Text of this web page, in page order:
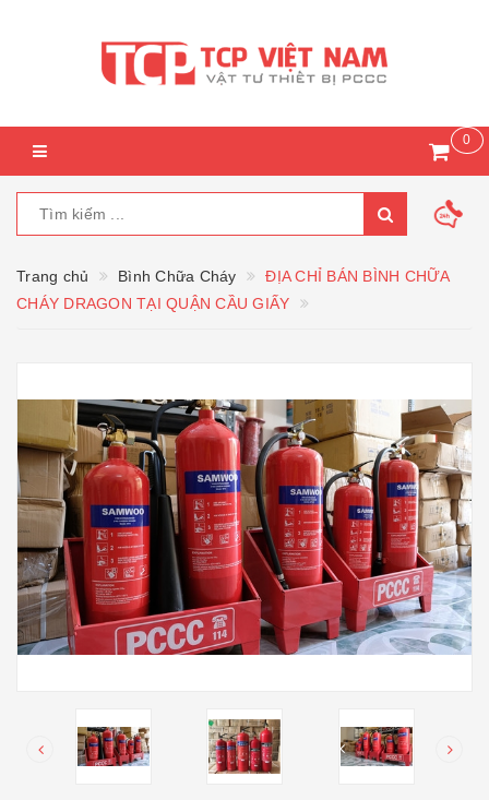
0
Trang chủ Bình Chữa Cháy
ĐỊA CHỈ BÁN BÌNH CHỮA
CHÁY DRAGON TẠI QUẬN CẦU GIẤY